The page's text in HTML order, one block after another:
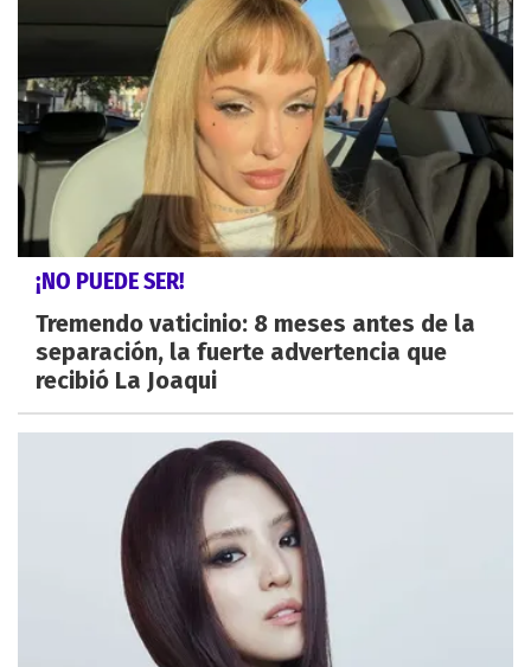
¡NO PUEDE SER!
Tremendo vaticinio: 8 meses antes de la
separación, la fuerte advertencia que
recibió La Joaqui